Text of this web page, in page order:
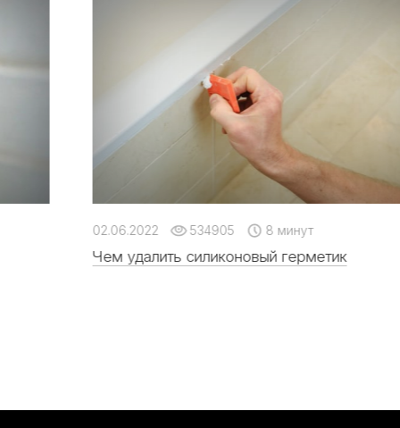
534905 8 минут
Чем удалить силиконовый герметик